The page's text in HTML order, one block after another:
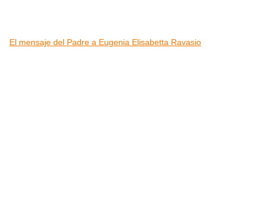
El mensaje del Padre a Eugenia Elisabetta Ravasio